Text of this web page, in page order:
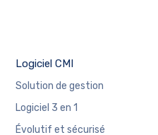
Logiciel CMI
Solution de gestion
Logiciel 3 en 1
Évolutif et sécurisé